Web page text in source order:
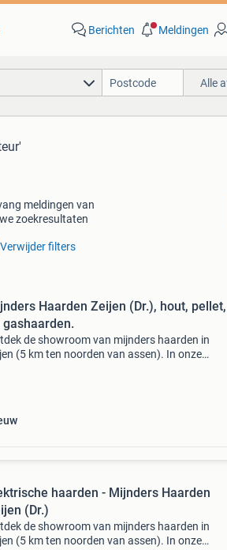
Berichten Meldingen
Alle
meldingen van
zoekresultaten
Verwijder filters
Haarden Zeijen (Dr.), hout, pellet,
gashaarden.
de showroom van mijnders haarden in
(5 km ten noorden van assen). In onze
haarden - Mijnders Haarden
(Dr.)
de showroom van mijnders haarden in
(5 km ten noorden van assen). In onze